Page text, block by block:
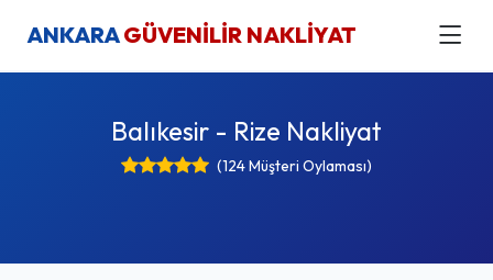
ANKARAGÜVENİLİR NAKLİYAT
Balıkesir - Rize Nakliyat
(124 Müşteri Oylaması)